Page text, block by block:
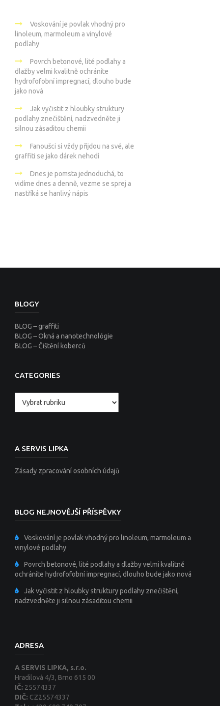
Voskování je povlak vhodný pro
linoleum, marmoleum a vinylové
podlahy
Povrch betonové, lité podlahy a
dlažby velmi kvalitně ochráníte
hydrofofobní impregnací, dlouho bude
jako nová
Jak vyčistit z hloubky struktury
podlahy znečištění, nadzvedněte ji
silnou zásaditou chemii
Fanoušci si vždy přijdou na své, ale
graffiti se jako dárek nehodí
Dnes je pomsta jednoduchá, to
vidíme dnes a denně, vezme se sprej a
nastříká se hanlivý nápis
BLOGY
BLOG – graffiti
BLOG – Okná a nanotechnológie
BLOG – Čištění koberců
CATEGORIES
A SERVIS LIPKA
Zásady zpracování osobních údajů
BLOG NEJNOVĚJŠÍ PŘÍSPĚVKY
Voskování je povlak vhodný pro linoleum, marmoleum a
vinylové podlahy
Povrch betonové, lité podlahy a dlažby velmi kvalitně
ochráníte hydrofofobní impregnací, dlouho bude jako nová
Jak vyčistit z hloubky struktury podlahy znečištění,
nadzvedněte ji silnou zásaditou chemii
ADRESA
A SERVIS LIPKA, s.r.o.
Hradilová 4/3, Brno 615 00
IČ: 25574337
DIČ: CZ25574337